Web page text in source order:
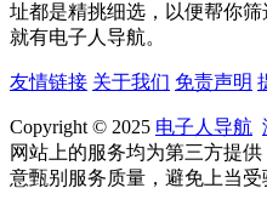
址都是精挑细选，以便帮你
就有电子人导航。
友情链接 关于我们 免责声明
Copyright © 2025 电子人导航
网站上的服务均为第三方提
意甄别服务质量，避免上当受